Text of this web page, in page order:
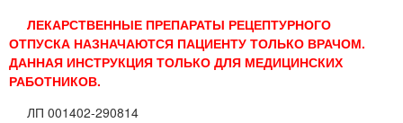
ЛЕКАРСТВЕННЫЕ ПРЕПАРАТЫ РЕЦЕПТУРНОГО
ОТПУСКА НАЗНАЧАЮТСЯ ПАЦИЕНТУ ТОЛЬКО ВРАЧОМ.
ДАННАЯ ИНСТРУКЦИЯ ТОЛЬКО ДЛЯ МЕДИЦИНСКИХ
РАБОТНИКОВ.
ЛП 001402-290814